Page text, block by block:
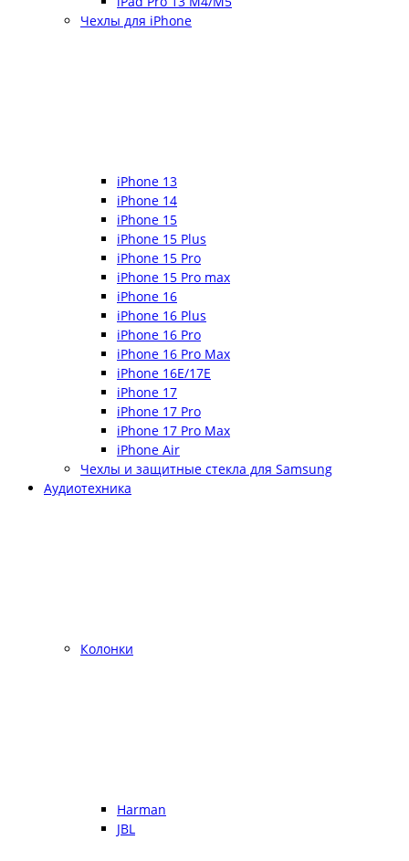
Чехлы для iPhone
iPhone 13
iPhone 14
iPhone 15
iPhone 15 Plus
iPhone 15 Pro
iPhone 15 Pro max
iPhone 16
iPhone 16 Plus
iPhone 16 Pro
iPhone 16 Pro Max
iPhone 16E/17E
iPhone 17
iPhone 17 Pro
iPhone 17 Pro Max
iPhone Air
Чехлы и защитные стекла для Samsung
Аудиотехника
Колонки
Harman
JBL